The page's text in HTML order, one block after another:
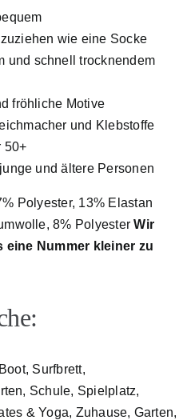
wie eine Socke
und schnell trocknendem
fröhliche Motive
und Klebstoffe
50+
und ältere Personen
Polyester, 13% Elastan
8% PolyesterWir
Nummer kleiner zu
Surfbrett,
Schule, Spielplatz,
& Yoga, Zuhause, Garten,